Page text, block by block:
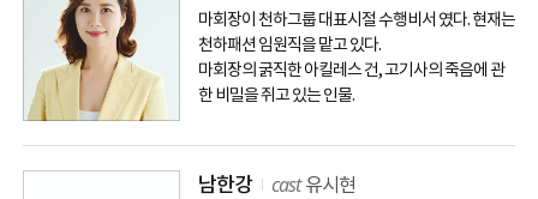
마회장이 천하그룹 대표시절 수행비서 였다. 현재는
천하패션 임원직을 맡고 있다.
마회장의 굵직한 아킬레스 건, 고기사의 죽음에 관
한 비밀을 쥐고 있는 인물.
남한강 cast 유시현